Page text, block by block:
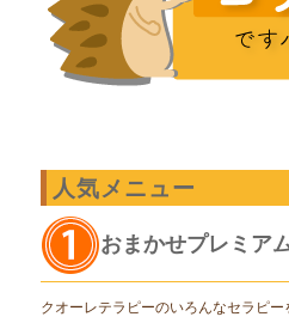
人気メニュー
おまかせプレミア
クオーレテラピーのいろんなセラピ